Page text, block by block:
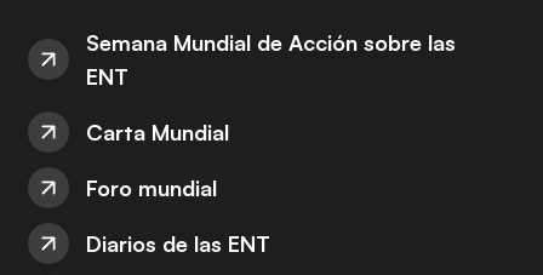
Semana Mundial de Acción sobre las
ENT
Carta Mundial
Foro mundial
Diarios de las ENT